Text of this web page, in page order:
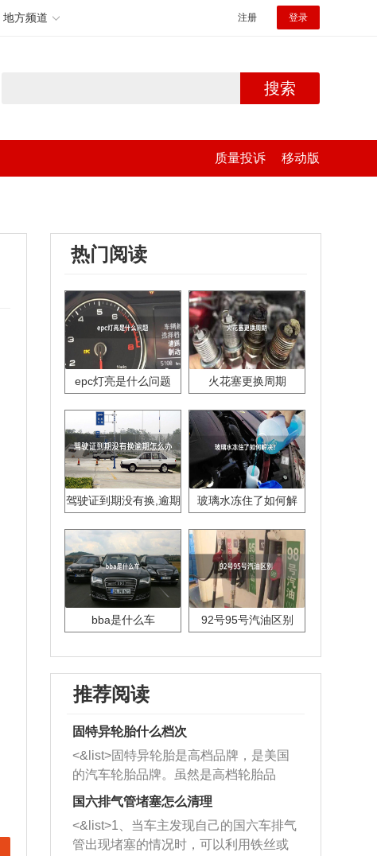
地方频道 注册 登录
搜索
质量投诉 移动版
热门阅读
epc灯亮是什么问题 火花塞更换周期
驾驶证到期没有换,逾期
玻璃水冻住了如何解
bba是什么车 92号95号汽油区别
推荐阅读
固特异轮胎什么档次
<&list>固特异轮胎是高档品牌，是美国
的汽车轮胎品牌。虽然是高档轮胎品
牌，但是中高低端的轮胎都有生产，这
也是为了更好的开拓市场。
国六排气管堵塞怎么清理
<&list>1、当车主发现自己的国六车排气
管出现堵塞的情况时，可以利用铁丝或